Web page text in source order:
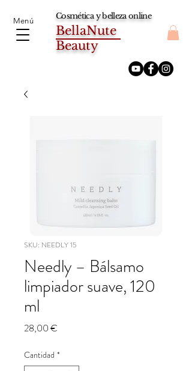
Menú Cosmética y belleza online
BellaNute
Beauty
SKU: NEEDLY 15
Needly – ​​Bálsamo
limpiador suave, 120
ml
28,00 €
Cantidad *